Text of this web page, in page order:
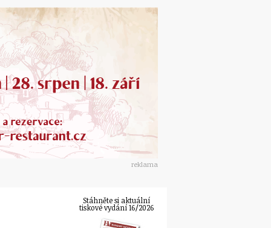
reklama
Stáhněte si aktuální
tiskové vydání 16/2026